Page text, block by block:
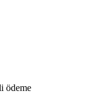
ödeme